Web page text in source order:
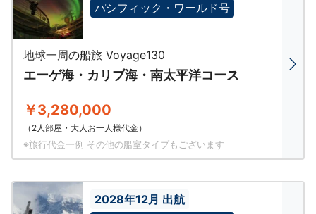
パシフィック・ワールド号
地球一周の船旅 Voyage130
エーゲ海・カリブ海・南太平洋コース
￥3,280,000
（2人部屋・大人お一人様代金）
※旅行代金一例 その他の船室タイプもございます
2028年12月 出航